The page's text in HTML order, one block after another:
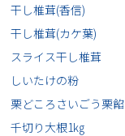
干し椎茸(香信)
干し椎茸(カケ葉)
スライス干し椎茸
しいたけの粉
栗どころさいごう栗餡
千切り大根1㎏